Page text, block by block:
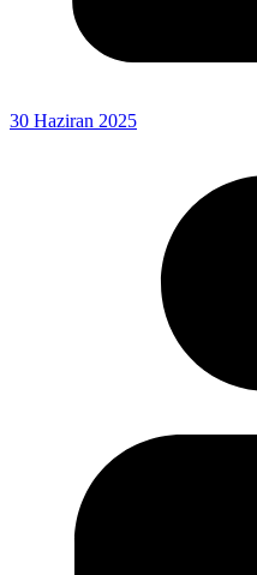
30 Haziran 2025